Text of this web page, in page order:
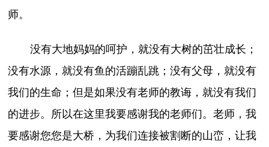
师。
没有大地妈妈的呵护，就没有大树的茁壮成长；
没有水源，就没有鱼的活蹦乱跳；没有父母，就没有
我们的生命；但是如果没有老师的教诲，就没有我们
的进步。所以在这里我要感谢我的老师们。老师，我
要感谢您您是大桥，为我们连接被割断的山峦，让我